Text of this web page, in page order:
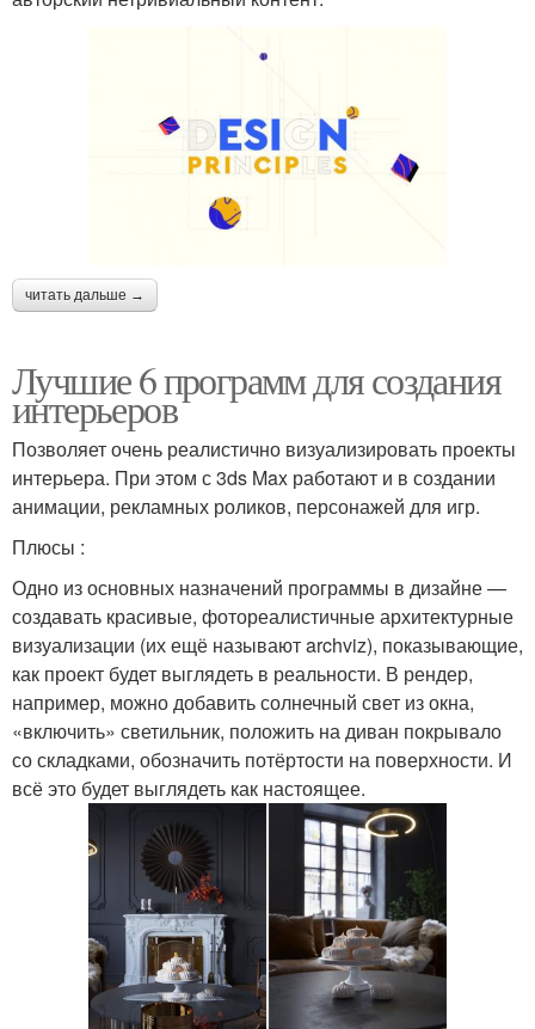
читать дальше →
Лучшие 6 программ для создания
интерьеров
Позволяет очень реалистично визуализировать проекты
интерьера. При этом с 3ds Max работают и в создании
анимации, рекламных роликов, персонажей для игр.
Плюсы :
Одно из основных назначений программы в дизайне —
создавать красивые, фотореалистичные архитектурные
визуализации (их ещё называют archviz), показывающие,
как проект будет выглядеть в реальности. В рендер,
например, можно добавить солнечный свет из окна,
«включить» светильник, положить на диван покрывало
со складками, обозначить потёртости на поверхности. И
всё это будет выглядеть как настоящее.